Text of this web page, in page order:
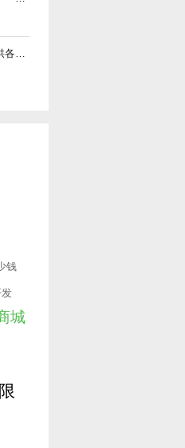
顾方软件工作室为企业提供各类网络系统的开发与定制服务
钱
城